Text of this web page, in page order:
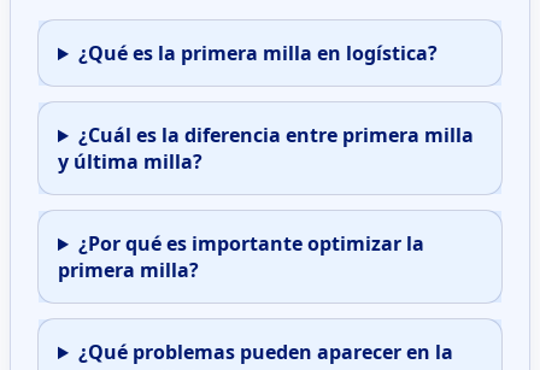
¿Qué es la primera milla en logística?
¿Cuál es la diferencia entre primera milla
y última milla?
¿Por qué es importante optimizar la
primera milla?
¿Qué problemas pueden aparecer en la